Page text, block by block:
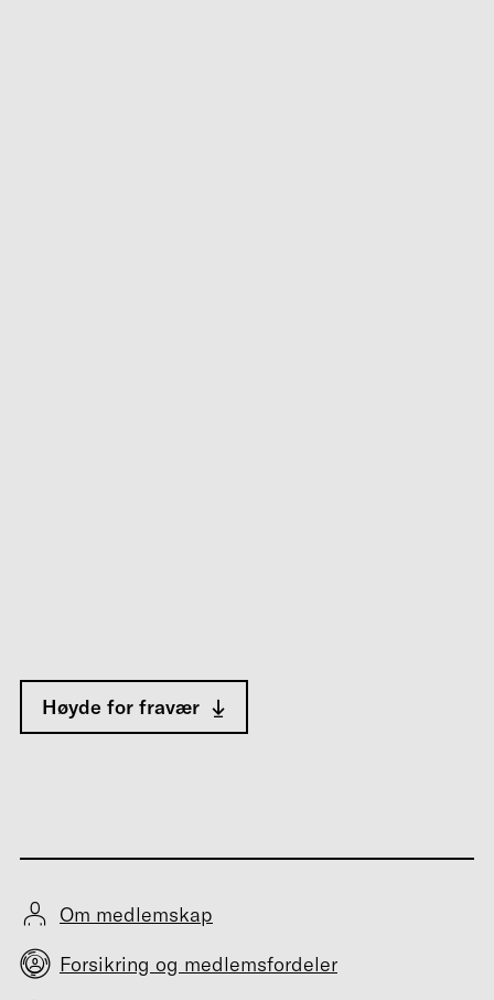
Høyde for fravær
Om medlemskap
Forsikring og medlemsfordeler